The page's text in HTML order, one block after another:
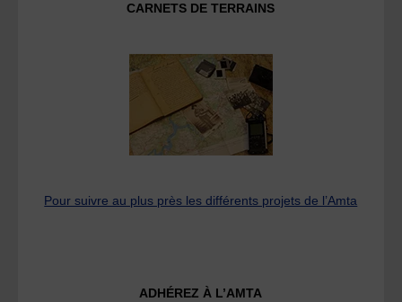
CARNETS DE TERRAINS
Pour suivre au plus près les différents projets de l’Amta
ADHÉREZ À L’AMTA